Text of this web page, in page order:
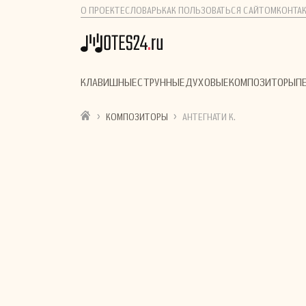
О ПРОЕКТЕСЛОВАРЬ КАК ПОЛЬЗОВАТЬСЯ САЙТОМ
КЛАВИШНЫЕСТРУННЫЕДУХОВЫЕКОМПОЗИТОРЫ
› КОМПОЗИТОРЫ › АНТЕГНАТИ К.